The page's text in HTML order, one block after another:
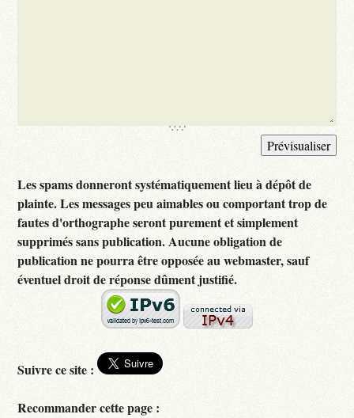
Les spams donneront systématiquement lieu à dépôt de
plainte. Les messages peu aimables ou comportant trop de
fautes d'orthographe seront purement et simplement
supprimés sans publication. Aucune obligation de
publication ne pourra être opposée au webmaster, sauf
éventuel droit de réponse dûment justifié.
Suivre ce site :
Recommander cette page :